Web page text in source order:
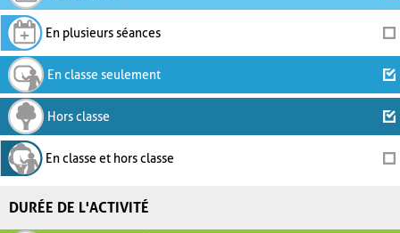
En plusieurs séances
En classe seulement
Hors classe
En classe et hors classe
DURÉE DE L'ACTIVITÉ